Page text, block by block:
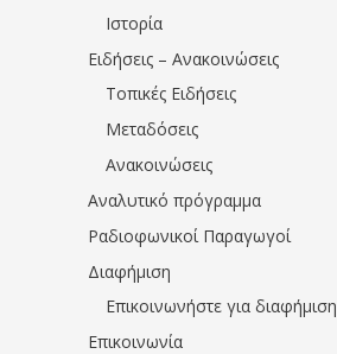
Ιστορία
Ειδήσεις – Ανακοινώσεις
Τοπικές Ειδήσεις
Μεταδόσεις
Ανακοινώσεις
Αναλυτικό πρόγραμμα
Ραδιοφωνικοί Παραγωγοί
Διαφήμιση
Επικοινωνήστε για διαφήμιση
Επικοινωνία